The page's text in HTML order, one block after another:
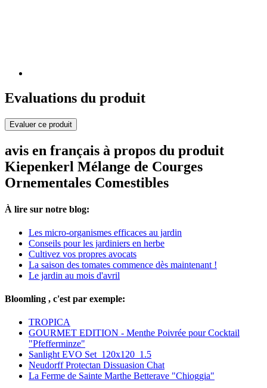
Evaluations du produit
Evaluer ce produit
avis en français à propos du produit
Kiepenkerl Mélange de Courges
Ornementales Comestibles
À lire sur notre blog:
Les micro-organismes efficaces au jardin
Conseils pour les jardiniers en herbe
Cultivez vos propres avocats
La saison des tomates commence dès maintenant !
Le jardin au mois d'avril
Bloomling , c'est par exemple:
TROPICA
GOURMET EDITION - Menthe Poivrée pour Cocktail
"Pfefferminze"
Sanlight EVO Set_120x120_1.5
Neudorff Protectan Dissuasion Chat
La Ferme de Sainte Marthe Betterave "Chioggia"